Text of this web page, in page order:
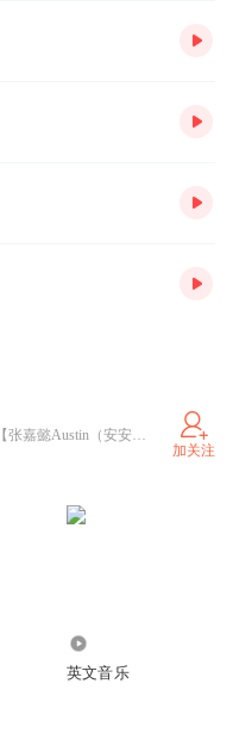
在下临淮野，水瓶座，我主担：【张嘉懿Austin（安安） 】主推：【柚木普〈花子君〉】【星宇】丨副担：【朴彩英〈Rose〉】副推：【锤弟〈开心锤锤〉】【〈伍六七〉代号：｛柒｝】|朋友：〈元元汉堡Lars〉〈霍少h〉〈LK落冰秋夜 〉〈PlanSeven 〉〈婉风Cx〉〈冷羽焉〉〈我是悦阿〉〈Barry恒〉〈世界冒险协会的ch／CH墨璃〉〈路则1／2〉〈菾櫻_曦〉动他们 …等掉！！
加关注
英文音乐